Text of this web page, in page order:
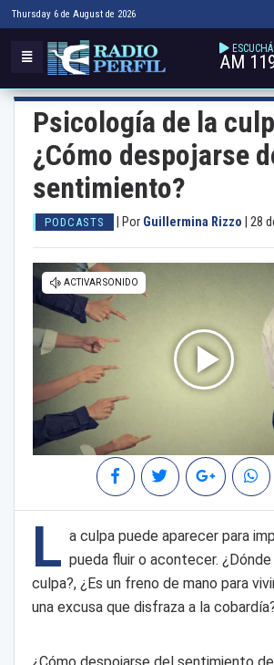
Thursday 6 de August de 2026
AM
Psicología de la
¿Cómo despojarse
sentimiento?
PODCASTS Por Guillermina Rizzo 28
L a culpa puede aparecer para
pueda fluir o acontecer.
culpa?, ¿Es un freno de mano para
una excusa que disfraza a la